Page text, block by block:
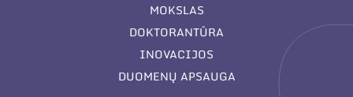
MOKSLAS
DOKTORANTŪRA
INOVACIJOS
DUOMENŲ APSAUGA